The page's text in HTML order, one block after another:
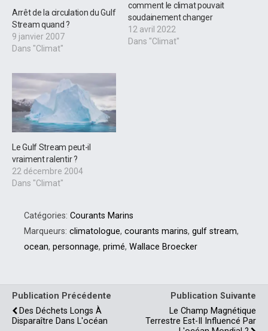
Arrêt de la circulation du Gulf
Stream quand ?
9 janvier 2007
Dans "Climat"
comment le climat pouvait
soudainement changer
12 avril 2022
Dans "Climat"
Le Gulf Stream peut-il
vraiment ralentir ?
22 décembre 2004
Dans "Climat"
Catégories: Courants Marins
Marqueurs: climatologue, courants marins, gulf stream,
ocean, personnage, primé, Wallace Broecker
Publication Précédente
Des Déchets Longs À
Disparaître Dans L'océan
Publication Suivante
Le Champ Magnétique
Terrestre Est-Il Influencé Par